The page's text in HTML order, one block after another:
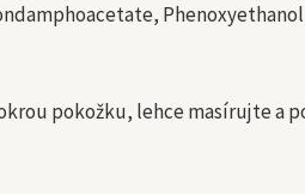
pokožku, lehce masírujte a